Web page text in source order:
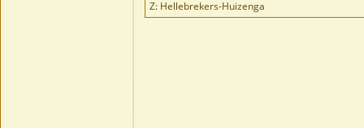
Z: Hellebrekers-Huizenga